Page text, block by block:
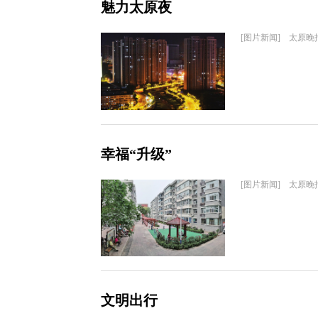
魅力太原夜
[图片新闻] 太原晚
幸福“升级”
[图片新闻] 太原晚
文明出行